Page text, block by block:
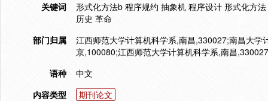
关键词
形式化方法b 程序规约 抽象机 程序设计 形式化方
历史 革命
部门归属
江西师范大学计算机科学系,南昌,330027;南昌大
京,100080;江西师范大学计算机科学系,南昌
语种
中文
内容类型
期刊论文